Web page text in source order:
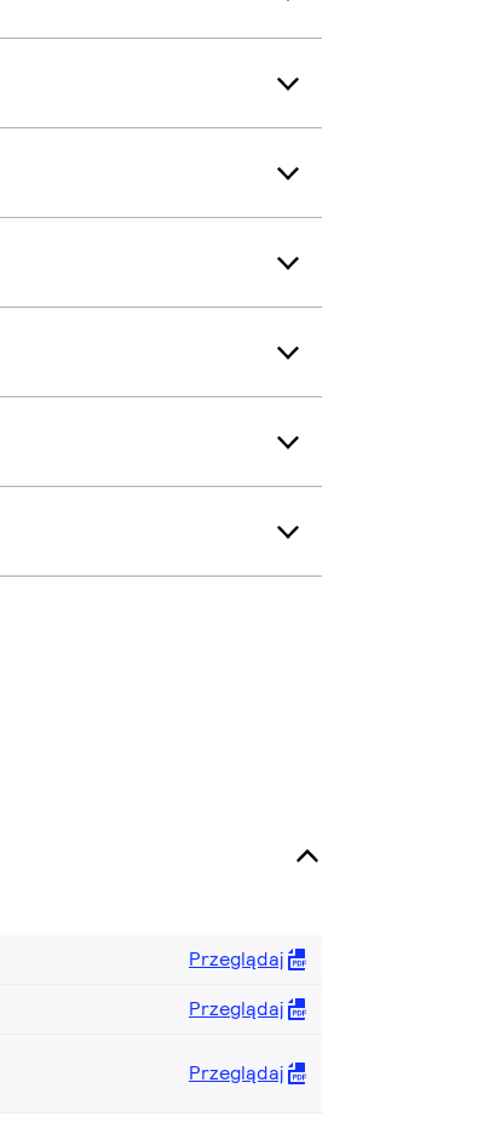
Przeglądaj
Przeglądaj
Przeglądaj